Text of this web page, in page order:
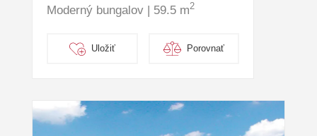
Moderný bungalov | 59.5 m2
Uložiť Porovnať